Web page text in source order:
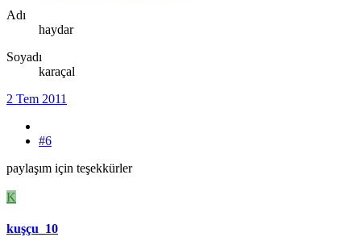
Adı
haydar
Soyadı
karaçal
2 Tem 2011
#6
paylaşım için teşekkürler
K
kuşçu_10